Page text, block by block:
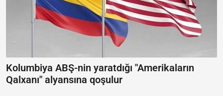
Kolumbiya ABŞ-nin yaratdığı "Amerikaların
Qalxanı" alyansına qoşulur